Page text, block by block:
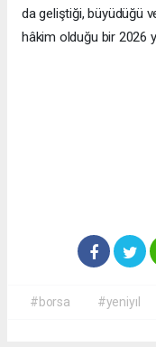
da geliştiği, büyüdüğü
hâkim olduğu
#borsa #yeniyıl